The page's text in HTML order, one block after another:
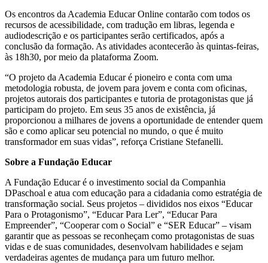
Os encontros da Academia Educar Online contarão com todos os
recursos de acessibilidade, com tradução em libras, legenda e
audiodescrição e os participantes serão certificados, após a
conclusão da formação. As atividades acontecerão às quintas-feiras,
às 18h30, por meio da plataforma Zoom.
“O projeto da Academia Educar é pioneiro e conta com uma
metodologia robusta, de jovem para jovem e conta com oficinas,
projetos autorais dos participantes e tutoria de protagonistas que já
participam do projeto. Em seus 35 anos de existência, já
proporcionou a milhares de jovens a oportunidade de entender quem
são e como aplicar seu potencial no mundo, o que é muito
transformador em suas vidas”, reforça Cristiane Stefanelli.
Sobre a Fundação Educar
A Fundação Educar é o investimento social da Companhia
DPaschoal e atua com educação para a cidadania como estratégia de
transformação social. Seus projetos – divididos nos eixos “Educar
Para o Protagonismo”, “Educar Para Ler”, “Educar Para
Empreender”, “Cooperar com o Social” e “SER Educar” – visam
garantir que as pessoas se reconheçam como protagonistas de suas
vidas e de suas comunidades, desenvolvam habilidades e sejam
verdadeiras agentes de mudança para um futuro melhor.